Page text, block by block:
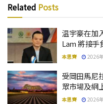
Related Posts
温宇豪在加
Lam 將接手
本思齊 2026
受岡田馬尼
眾市場及網
本思齊 2026